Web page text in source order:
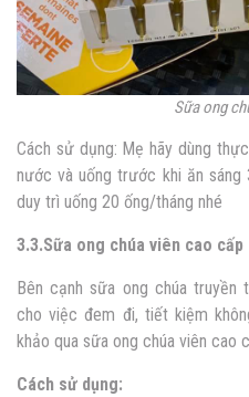
Sữa ong
Cách sử dụng: Mẹ hãy dùng
nước và uống trước khi ăn
duy trì uống 20 ống/tháng nhé
3.3.Sữa ong chúa viên cao cấp
Bên cạnh sữa ong chúa
cho việc đem đi, tiết kiệm
khảo qua sữa ong chúa viên cao
Cách sử dụng: